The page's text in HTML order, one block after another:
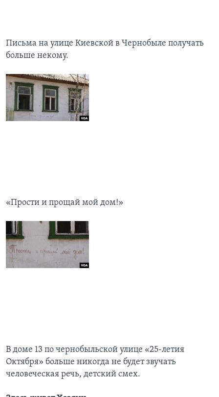
Письма на улице Киевской в Чернобыле получать
больше некому.
«Прости и прощай мой дом!»
В доме 13 по чернобыльской улице «25-летия
Октября» больше никогда не будет звучать
человеческая речь, детский смех.